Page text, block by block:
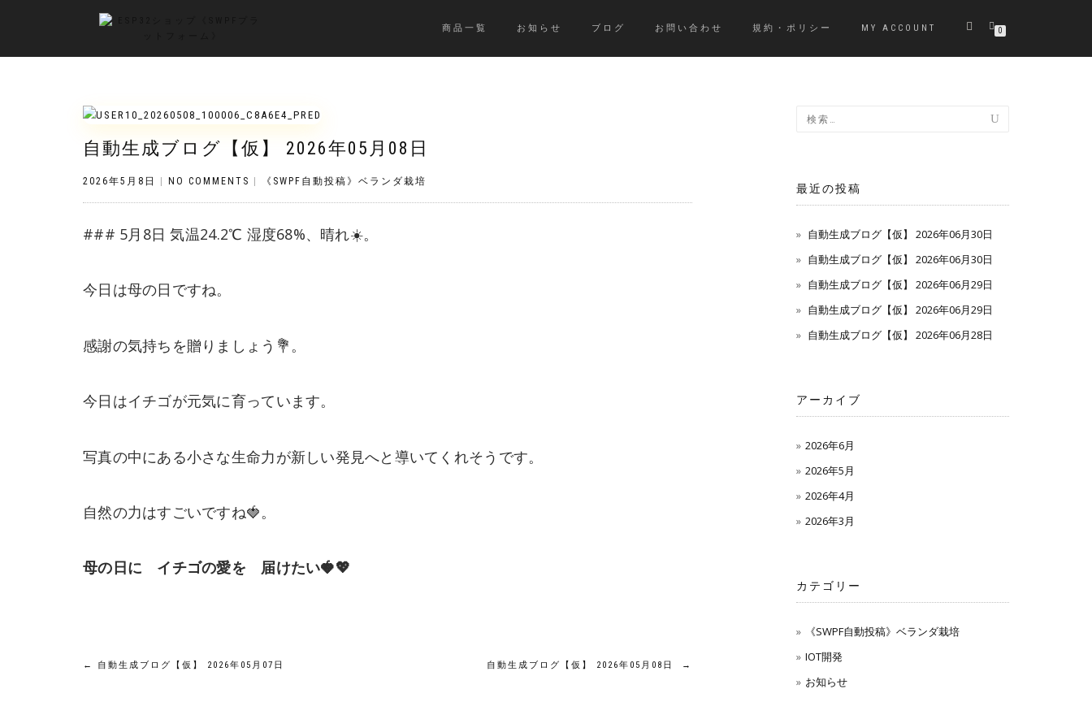
商品一覧 お知らせ ブログ お問い合わせ 規約・ポリシー MY ACCOUNT 0
自動生成ブログ【仮】 2026年05月08日
2026年5月8日 NO COMMENTS 《SWPF自動投稿》ベランダ栽培
### 5月8日 気温24.2℃ 湿度68%、晴れ☀️。
今日は母の日ですね。
感謝の気持ちを贈りましょう💐。
今日はイチゴが元気に育っています。
写真の中にある小さな生命力が新しい発見へと導いてくれそうです。
自然の力はすごいですね🍓。
母の日に イチゴの愛を 届けたい🍓💖
投
← 自動生成ブログ【仮】 2026年05月07日 自動生成ブログ【仮】 2026年05月08日 →
最近の投稿
自動生成ブログ【仮】 2026年06月30日
自動生成ブログ【仮】 2026年06月30日
自動生成ブログ【仮】 2026年06月29日
自動生成ブログ【仮】 2026年06月29日
自動生成ブログ【仮】 2026年06月28日
アーカイブ
2026年6月
2026年5月
2026年4月
2026年3月
カテゴリー
《SWPF自動投稿》ベランダ栽培
IOT開発
お知らせ